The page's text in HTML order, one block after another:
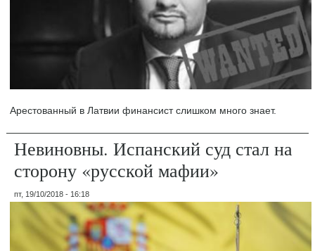
Арестованный в Латвии финансист слишком много знает.
Невиновны. Испанский суд стал на
сторону «русской мафии»
пт, 19/10/2018 - 16:18